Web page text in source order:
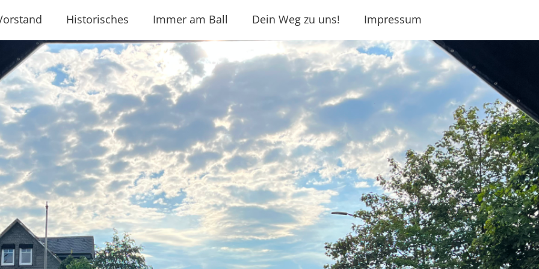
Historisches Immer am Ball Dein Weg zu uns! Impressum